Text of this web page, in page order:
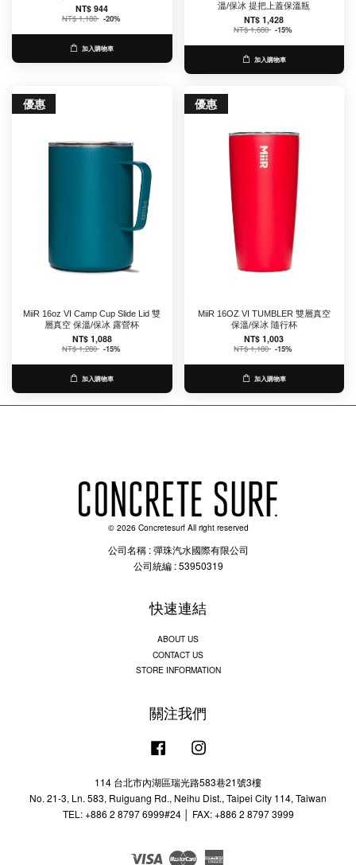
NT$ 944
NT$ 1,180 -20%
加入購物車
溫/保冰 提把上蓋保溫瓶
NT$ 1,428
NT$ 1,680 -15%
加入購物車
優惠
MiiR 16oz VI Camp Cup Slide Lid 雙
層真空 保溫/保冰 露營杯
NT$ 1,088
NT$ 1,280 -15%
加入購物車
優惠
MiiR 16OZ VI TUMBLER 雙層真空
保溫/保冰 隨行杯
NT$ 1,003
NT$ 1,180 -15%
加入購物車
© 2026 Concretesurf All right reserved
公司名稱 : 彈珠汽水國際有限公司
公司統編 : 53950319
快速連結
ABOUT US
CONTACT US
STORE INFORMATION
關注我們
Facebook
114 台北市內湖區瑞光路583巷21號3樓
No. 21-3, Ln. 583, Ruiguang Rd., Neihu Dist., Taipei City 114, Taiwan
TEL: +886 2 8797 6999#24 │ FAX: +886 2 8797 3999
Visa Master